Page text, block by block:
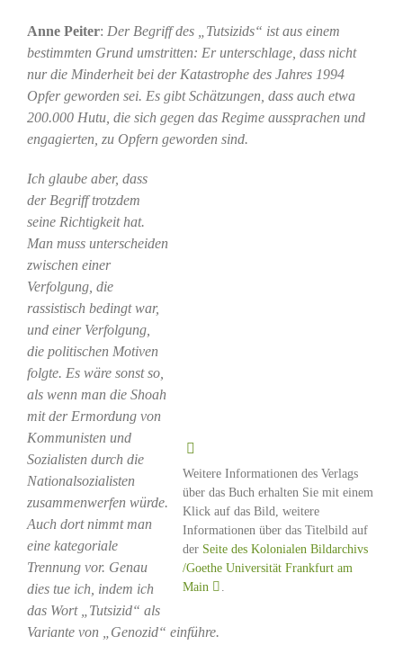
Anne Peiter: Der Begriff des „Tutsizids“ ist aus einem
bestimmten Grund umstritten: Er unterschlage, dass nicht
nur die Minderheit bei der Katastrophe des Jahres 1994
Opfer geworden sei. Es gibt Schätzungen, dass auch etwa
200.000 Hutu, die sich gegen das Regime aussprachen und
engagierten, zu Opfern geworden sind.
Weitere Informationen des Verlags
über das Buch erhalten Sie mit einem
Klick auf das Bild, weitere
Informationen über das Titelbild auf
der Seite des Kolonialen Bildarchivs
/Goethe Universität Frankfurt am
Main
Ich glaube aber, dass
der Begriff trotzdem
seine Richtigkeit hat.
Man muss unterscheiden
zwischen einer
Verfolgung, die
rassistisch bedingt war,
und einer Verfolgung,
die politischen Motiven
folgte. Es wäre sonst so,
als wenn man die Shoah
mit der Ermordung von
Kommunisten und
Sozialisten durch die
Nationalsozialisten
zusammenwerfen würde.
Auch dort nimmt man
eine kategoriale
Trennung vor. Genau
dies tue ich, indem ich
das Wort „Tutsizid“ als
Variante von „Genozid“ einführe.